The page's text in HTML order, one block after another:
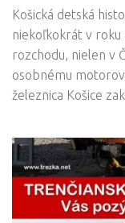
Košická detská
niekoľkokrát v
rozchodu, nielen v
osobnému
železnica Košice